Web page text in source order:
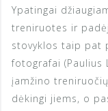
Ypatingai
treniruotes ir
stovyklos taip pat
fotografai (Paulius
įamžino
dėkingi jiems, o